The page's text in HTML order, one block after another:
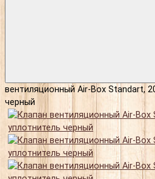
вентиляционный Air-Box Standart,
черный